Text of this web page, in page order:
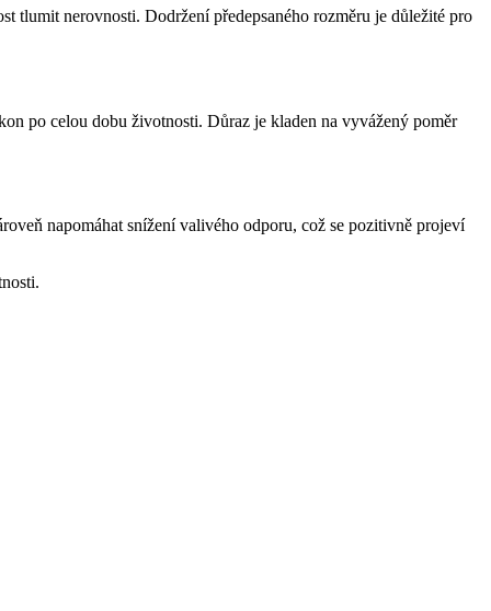
tlumit nerovnosti. Dodržení předepsaného rozměru je důležité pro
po celou dobu životnosti. Důraz je kladen na vyvážený poměr
napomáhat snížení valivého odporu, což se pozitivně projeví